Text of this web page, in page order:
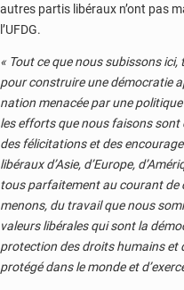
autres partis libéraux n’ont pas
l’UFDG.
« Tout ce que nous subissons
pour construire une démocratie
nation menacée par une
les efforts que nous faisons sont
des félicitations et des
libéraux d’Asie, d’Europe,
tous parfaitement au courant de
menons, du travail que nous
valeurs libérales qui sont la
protection des droits humains et
protégé dans le monde et